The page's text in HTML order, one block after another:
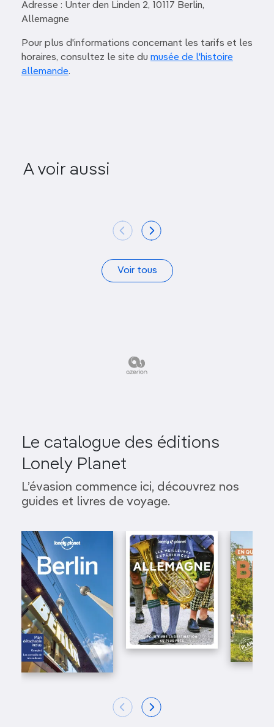
Adresse : Unter den Linden 2, 10117 Berlin,
Allemagne
Pour plus d'informations concernant les tarifs et les
horaires, consultez le site du musée de l'histoire
allemande.
A voir aussi
Pariser Platz
Voir tous
Le catalogue des éditions
Lonely Planet
L’évasion commence ici, découvrez nos
guides et livres de voyage.